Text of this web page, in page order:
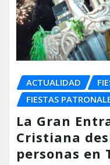
ACTUALIDAD
FIESTAS
La Gran
Cristiana
personas en